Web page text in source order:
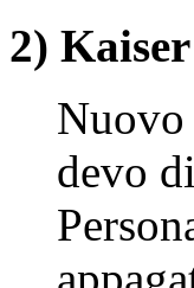
2)
devo